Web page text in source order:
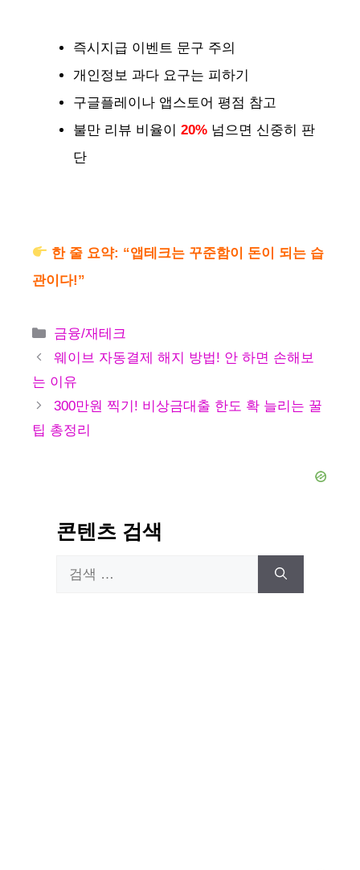
즉시지급 이벤트 문구 주의
개인정보 과다 요구는 피하기
구글플레이나 앱스토어 평점 참고
불만 리뷰 비율이 20% 넘으면 신중히 판
단
한 줄 요약: “앱테크는 꾸준함이 돈이 되는 습
관이다!”
카
테
리
금융/재테크
웨이브 자동결제 해지 방법! 안 하면 손해보
는 이유
300만원 찍기! 비상금대출 한도 확 늘리는 꿀
팁 총정리
콘텐츠 검색